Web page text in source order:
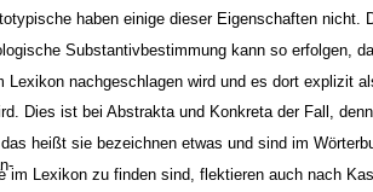
haben einige dieser Eigenschaften nicht.
Substantivbestimmung kann so erfolgen,
Lexikon nachgeschlagen wird und es dort explizit
Dies ist bei Abstrakta und Konkreta der Fall,
heißt sie bezeichnen etwas und sind im
im Lexikon zu finden sind, flektieren auch nach